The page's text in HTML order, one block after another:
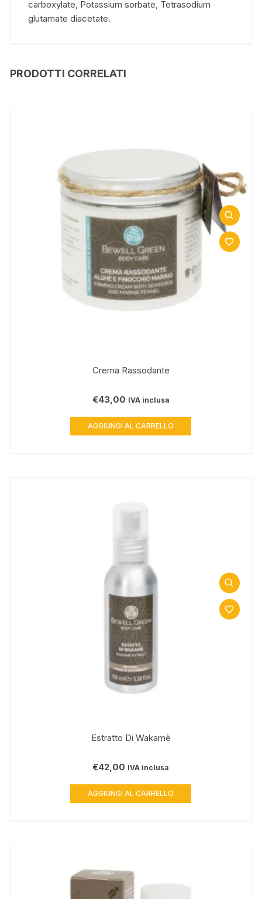
carboxylate, Potassium sorbate, Tetrasodium
glutamate diacetate.
PRODOTTI CORRELATI
Crema Rassodante
€43,00 IVA inclusa
AGGIUNGI AL CARRELLO
Estratto Di Wakamè
€42,00 IVA inclusa
AGGIUNGI AL CARRELLO